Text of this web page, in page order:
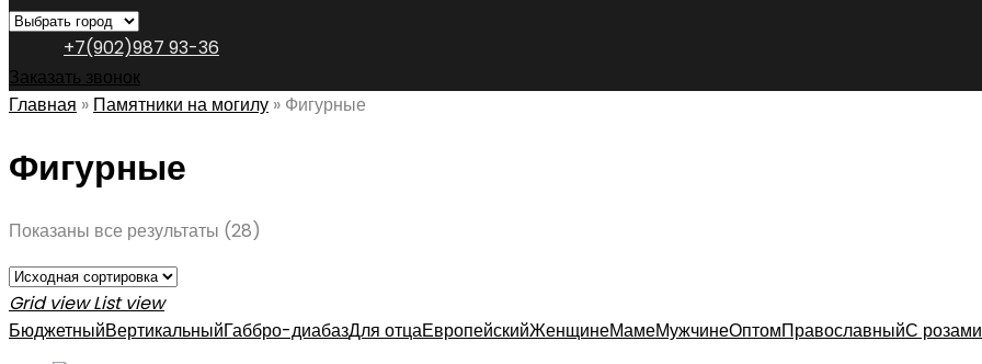
+7(902)987 93-36
Заказать звонок
Главная » Памятники на могилу » Фигурные
Фигурные
Показаны все результаты (28)
Grid view List view
БюджетныйВертикальныйГаббро-диабазДля отцаЕвропейскийЖенщинеМамеМужчинеОптомПравославныйС розами